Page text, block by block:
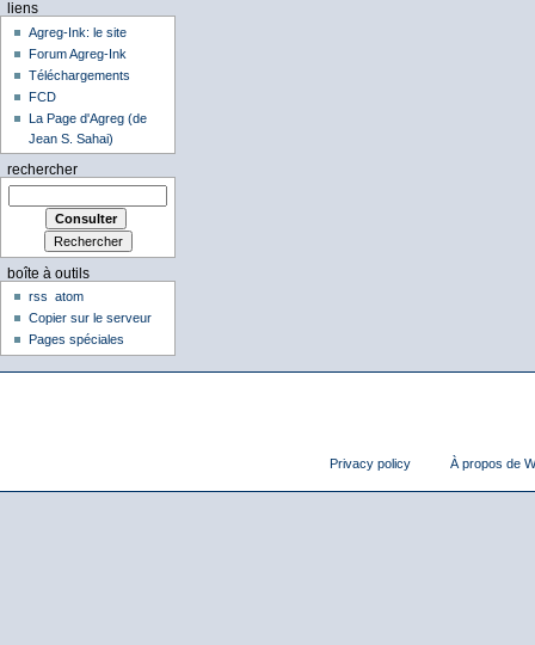
liens
Agreg-Ink: le site
Forum Agreg-Ink
Téléchargements
FCD
La Page d'Agreg (de
Jean S. Sahai)
rechercher
boîte à outils
rss
atom
Copier sur le serveur
Pages spéciales
Privacy policy À propos de